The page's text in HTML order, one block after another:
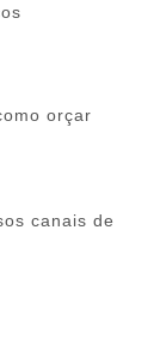
orçar
canais de